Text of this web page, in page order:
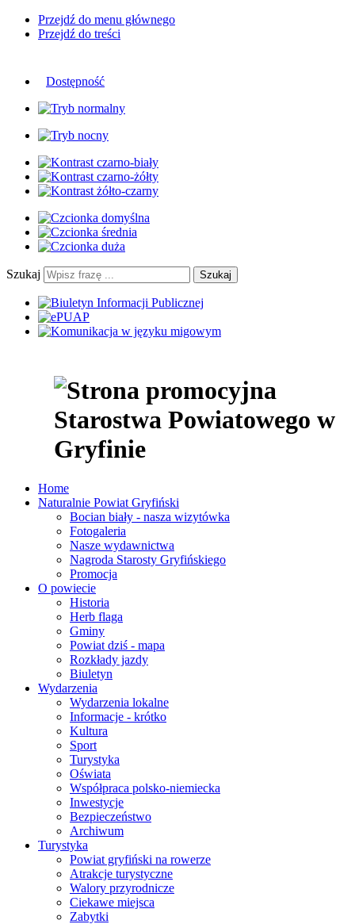
Przejdź do menu głównego
Przejdź do treści
Dostępność
Szukaj Szukaj
Home
Naturalnie Powiat Gryfiński
Bocian biały - nasza wizytówka
Fotogaleria
Nasze wydawnictwa
Nagroda Starosty Gryfińskiego
Promocja
O powiecie
Historia
Herb flaga
Gminy
Powiat dziś - mapa
Rozkłady jazdy
Biuletyn
Wydarzenia
Wydarzenia lokalne
Informacje - krótko
Kultura
Sport
Turystyka
Oświata
Współpraca polsko-niemiecka
Inwestycje
Bezpieczeństwo
Archiwum
Turystyka
Powiat gryfiński na rowerze
Atrakcje turystyczne
Walory przyrodnicze
Ciekawe miejsca
Zabytki